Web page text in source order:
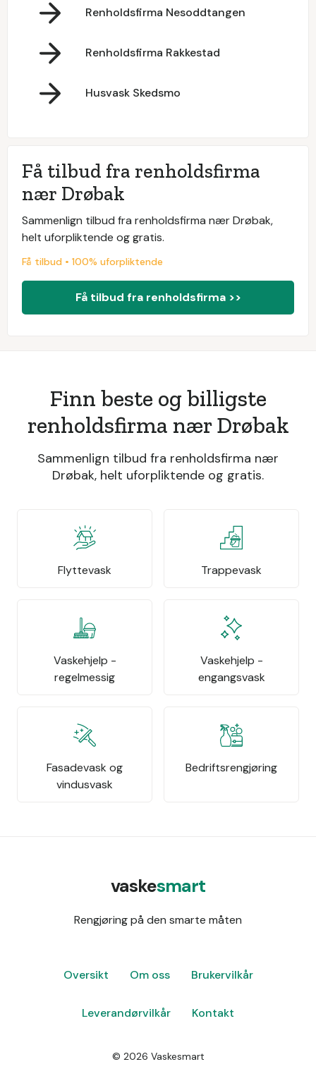
Renholdsfirma Nesoddtangen
Renholdsfirma Rakkestad
Husvask Skedsmo
Få tilbud fra renholdsfirma
nær Drøbak
Sammenlign tilbud fra renholdsfirma nær Drøbak,
helt uforpliktende og gratis.
Få tilbud • 100% uforpliktende
Få tilbud fra renholdsfirma >>
Finn beste og billigste
renholdsfirma nær Drøbak
Sammenlign tilbud fra renholdsfirma nær
Drøbak, helt uforpliktende og gratis.
Flyttevask Trappevask
Vaskehjelp -
regelmessig
Vaskehjelp -
engangsvask
Fasadevask og
vindusvask
Bedriftsrengjøring
vaskesmart
Rengjøring på den smarte måten
Oversikt Om oss Brukervilkår
Leverandørvilkår Kontakt
© 2026 Vaskesmart